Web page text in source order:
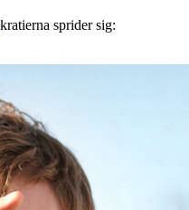
sprider sig: